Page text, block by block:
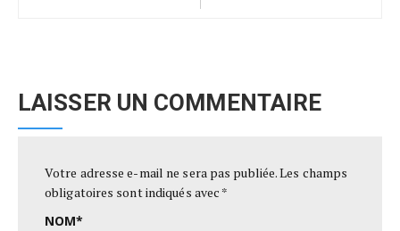
LAISSER UN COMMENTAIRE
Votre adresse e-mail ne sera pas publiée.Les champs
obligatoires sont indiqués avec *
NOM*